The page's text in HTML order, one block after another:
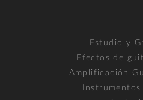
Estudio y
Efectos de
Amplificación